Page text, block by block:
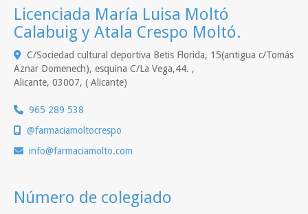
Licenciada María Luisa Moltó
Calabuig y Atala Crespo Moltó.
C/Sociedad cultural deportiva Betis Florida, 15(antigua c/Tomás
Aznar Domenech), esquina C/La Vega,44. ,
Alicante, 03007, ( Alicante)
965 289 538
@farmaciamoltocrespo
info
farmaciamolto.com
Número de colegiado